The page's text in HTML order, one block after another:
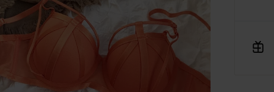
przedsiębiorcami (Sprzedawcami), którzy prezentują swoje
oferty handlowe za pośrednictwem platformy. Operator
Platformy – R&B Commerce spółka z ograniczoną
odpowiedzialnością. – nie jest stroną umowy sprzedaży